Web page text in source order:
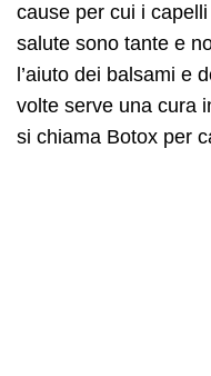
cause per cui i
salute sono tante e
l’aiuto dei balsami e
volte serve una cura
si chiama Botox per